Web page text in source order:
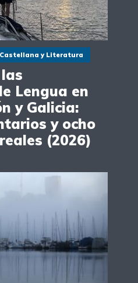
y Literatura
Lengua en
y Galicia:
y ocho
(2026)